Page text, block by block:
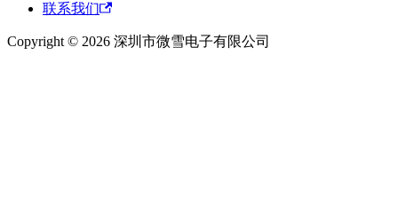
联系我们
Copyright © 2026 深圳市微雪电子有限公司